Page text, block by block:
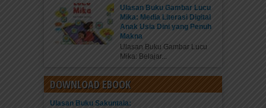
Ulasan Buku Gambar Lucu
Mika: Media Literasi Digital
Anak Usia Dini yang Penuh
Makna
Ulasan Buku Gambar Lucu
Mika: Belajar...
DOWNLOAD EBOOK
Ulasan Buku Sakuntala: